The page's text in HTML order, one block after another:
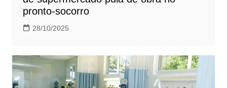
pronto-socorro
28/10/2025